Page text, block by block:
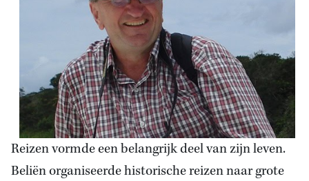
Reizen vormde een belangrijk deel van zijn leven.
Beliën organiseerde historische reizen naar grote